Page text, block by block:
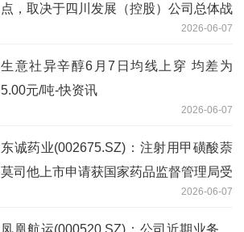
点，取决于四川发展（控股）公司总体战
2026-06-07
生意社异辛醇6月7日均线上穿 均差为
5.00元/吨-快资讯
2026-06-07
东诚药业(002675.SZ)：注射用甲磺酸萘
莫司他上市申请获国家药品监督管理局受
2026-06-07
凤凰航运(000520.SZ)：公司近期业务、